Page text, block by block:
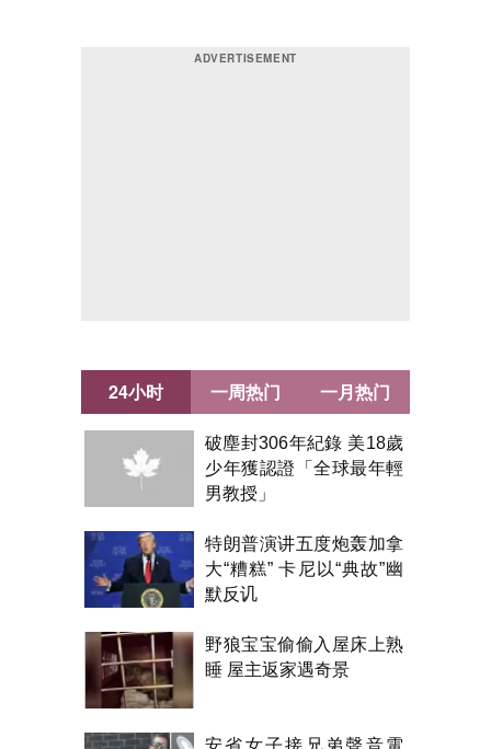
24小时
破塵封306年紀錄 美18歲
少年獲認證「全球最年輕
男教授」
特朗普演讲五度炮轰加拿
大“糟糕” 卡尼以“典故”幽
默反讥
野狼宝宝偷偷入屋床上熟
睡 屋主返家遇奇景
安省女子接兄弟聲音電
一周热门 一月热门